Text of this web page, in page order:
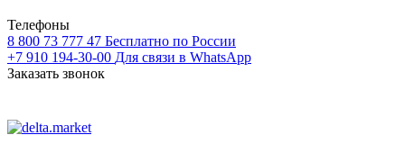
Телефоны
8 800 73 777 47 Бесплатно по России
+7 910 194-30-00 Для связи в WhatsApp
Заказать звонок